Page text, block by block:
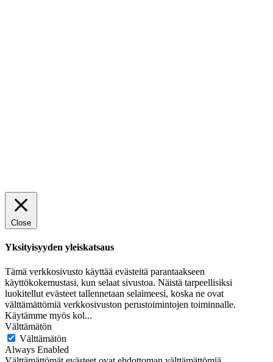
Close
Yksityisyyden yleiskatsaus
Tämä verkkosivusto käyttää evästeitä parantaakseen
käyttökokemustasi, kun selaat sivustoa. Näistä tarpeellisiksi
luokitellut evästeet tallennetaan selaimeesi, koska ne ovat
välttämättömiä verkkosivuston perustoimintojen toiminnalle.
Käytämme myös kol...
Välttämätön
Välttämätön
Always Enabled